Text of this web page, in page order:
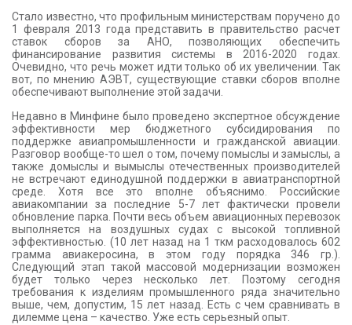
Стало известно, что профильным министерствам поручено до
1 февраля 2013 года представить в правительство расчет
ставок сборов за АНО, позволяющих обеспечить
финансирование развития системы в 2016-2020 годах.
Очевидно, что речь может идти только об их увеличении. Так
вот, по мнению АЭВТ, существующие ставки сборов вполне
обеспечивают выполнение этой задачи.
Недавно в Минфине было проведено экспертное обсуждение
эффективности мер бюджетного субсидирования по
поддержке авиапромышленности и гражданской авиации.
Разговор вообще-то шел о том, почему помыслы и замыслы, а
также домыслы и вымыслы отечественных производителей
не встречают единодушной поддержки в авиатранспортной
среде. Хотя все это вполне объяснимо. Российские
авиакомпании за последние 5-7 лет фактически провели
обновление парка. Почти весь объем авиационных перевозок
выполняется на воздушных судах с высокой топливной
эффективностью. (10 лет назад на 1 ткм расходовалось 602
грамма авиакеросина, в этом году порядка 346 гр.).
Следующий этап такой массовой модернизации возможен
будет только через несколько лет. Поэтому сегодня
требования к изделиям промышленного ряда значительно
выше, чем, допустим, 15 лет назад. Есть с чем сравнивать в
дилемме цена – качество. Уже есть серьезный опыт.